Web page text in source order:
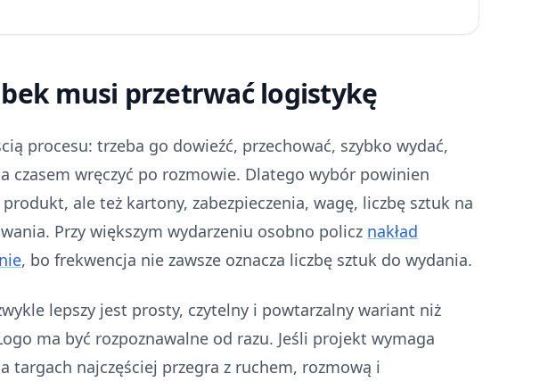
musi przetrwać logistykę
procesu: trzeba go dowieźć, przechować, szybko wydać,
czasem wręczyć po rozmowie. Dlatego wybór powinien
ale też kartony, zabezpieczenia, wagę, liczbę sztuk na
Przy większym wydarzeniu osobno policz nakład
, bo frekwencja nie zawsze oznacza liczbę sztuk do wydania.
lepszy jest prosty, czytelny i powtarzalny wariant niż
ma być rozpoznawalne od razu. Jeśli projekt wymaga
targach najczęściej przegra z ruchem, rozmową i